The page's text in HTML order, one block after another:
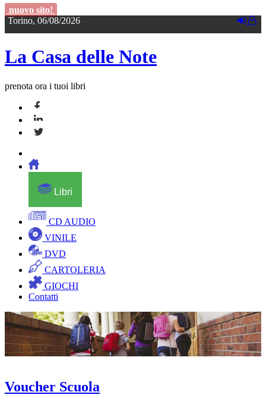
nuovo sito!
Torino, 06/08/2026
La Casa delle Note
prenota ora i tuoi libri
Libri
CD AUDIO
VINILE
DVD
CARTOLERIA
GIOCHI
Contatti
Voucher Scuola